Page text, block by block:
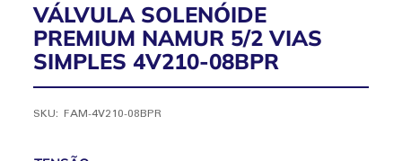
VÁLVULA SOLENÓIDE
PREMIUM NAMUR 5/2 VIAS
SIMPLES 4V210-08BPR
SKU:FAM-4V210-08BPR